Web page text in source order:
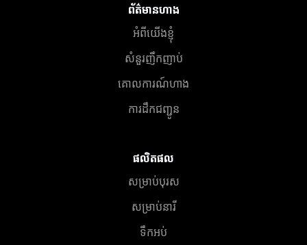
ព័ត៌មានហាង
អំពីយើងខ្ញុំ
សំនួរញឹកញាប់
គោលការណ៍ហាង
ការដឹកជញ្ជូន
ផលិតផល
សម្រាប់បុរស
សម្រាប់នារី
ទឹកអប់